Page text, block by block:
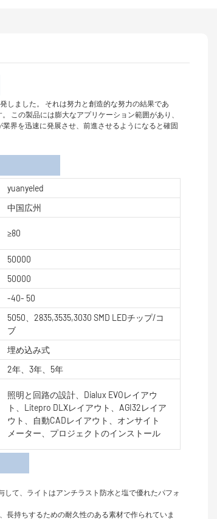
しました。 それは努力と創造的な努力の結果であ
この製品には膨大なアプリケーション範囲があり、
界を迅速に発展させ、前進させるようになると確固
yuanyeled
中国広州
≥80
50000
50000
-40- 50
5050、2835,3535,3030 SMD LEDチップ/コ
ブ
埋め込み式
2年、3年、5年
照明と回路の設計、Dialux EVOレイアウ
ト、Litepro DLXレイアウト、AGI32レイア
ウト、自動CADレイアウト、オンサイト
メーター、プロジェクトのインストール
て、ライトはアンチラスト防水と塩で優れたパフォ
長持ちするための耐久性のある素材で作られていま